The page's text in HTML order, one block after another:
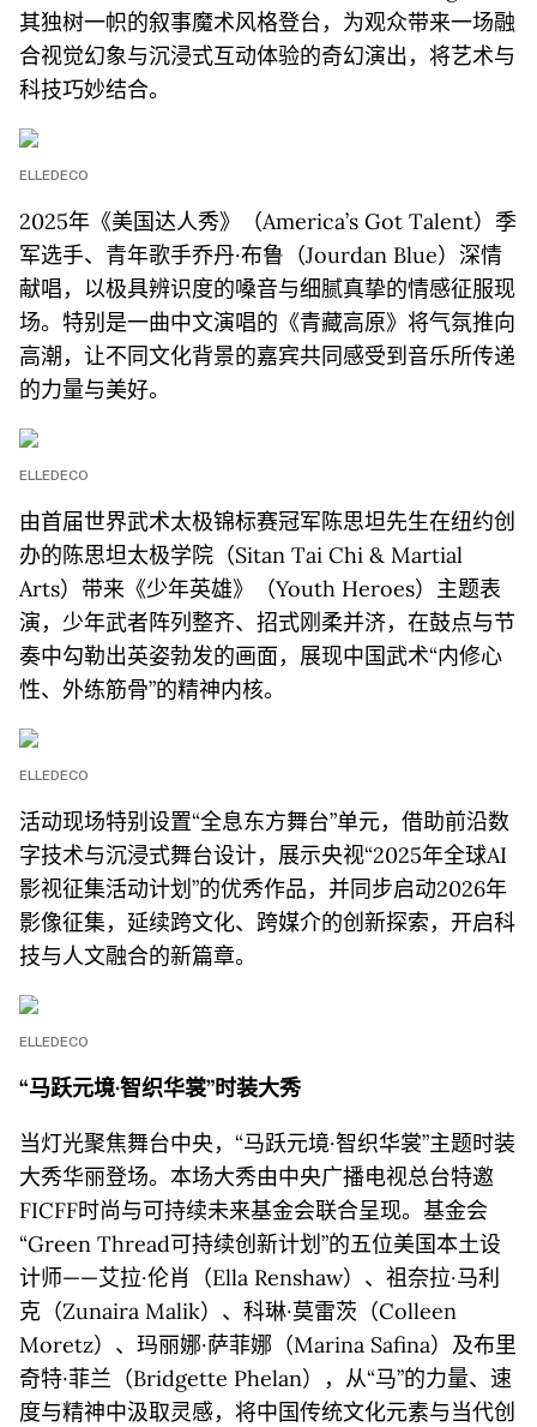
其独树一帜的叙事魔术风格登台，为观众带来一场融
合视觉幻象与沉浸式互动体验的奇幻演出，将艺术与
科技巧妙结合。
ELLEDECO
2025年《美国达人秀》（America’s Got Talent）季
军选手、青年歌手乔丹·布鲁（Jourdan Blue）深情
献唱，以极具辨识度的嗓音与细腻真挚的情感征服现
场。特别是一曲中文演唱的《青藏高原》将气氛推向
高潮，让不同文化背景的嘉宾共同感受到音乐所传递
的力量与美好。
ELLEDECO
由首届世界武术太极锦标赛冠军陈思坦先生在纽约创
办的陈思坦太极学院（Sitan Tai Chi & Martial
Arts）带来《少年英雄》（Youth Heroes）主题表
演，少年武者阵列整齐、招式刚柔并济，在鼓点与节
奏中勾勒出英姿勃发的画面，展现中国武术“内修心
性、外练筋骨”的精神内核。
ELLEDECO
活动现场特别设置“全息东方舞台”单元，借助前沿数
字技术与沉浸式舞台设计，展示央视“2025年全球AI
影视征集活动计划”的优秀作品，并同步启动2026年
影像征集，延续跨文化、跨媒介的创新探索，开启科
技与人文融合的新篇章。
ELLEDECO
“马跃元境·智织华裳”时装大秀
当灯光聚焦舞台中央，“马跃元境·智织华裳”主题时装
大秀华丽登场。本场大秀由中央广播电视总台特邀
FICFF时尚与可持续未来基金会联合呈现。基金会
“Green Thread可持续创新计划”的五位美国本土设
计师——艾拉·伦肖（Ella Renshaw）、祖奈拉·马利
克（Zunaira Malik）、科琳·莫雷茨（Colleen
Moretz）、玛丽娜·萨菲娜（Marina Safina）及布里
奇特·菲兰（Bridgette Phelan），从“马”的力量、速
度与精神中汲取灵感，将中国传统文化元素与当代创